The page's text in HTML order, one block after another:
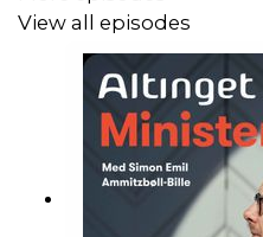
Gæst:Jytte Andersen,
arbejdsminister samt
I podcasten ’Ministertid’
indenrigsminister Simon
ministre i studiet for at
View all episodes